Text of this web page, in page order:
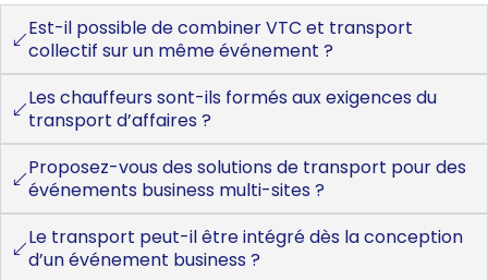
Est-il possible de combiner VTC et transport
collectif sur un même événement ?
Les chauffeurs sont-ils formés aux exigences du
transport d’affaires ?
Proposez-vous des solutions de transport pour des
événements business multi-sites ?
Le transport peut-il être intégré dès la conception
d’un événement business ?